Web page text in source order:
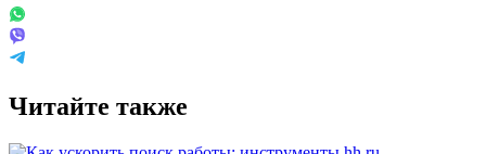
Читайте также